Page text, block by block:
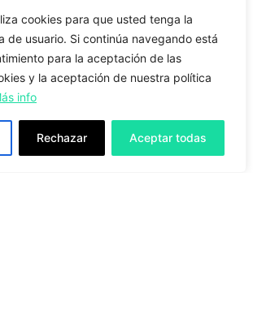
cookies para que usted tenga la
de usuario. Si continúa navegando está
para la aceptación de las
y la aceptación de nuestra política
info
Rechazar Aceptar todas